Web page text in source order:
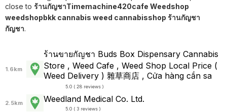
close to ร้านกัญชาTimemachine420cafe Weedshop
weedshopbkk cannabis weed cannabisshop ร้านกัญชา
กัญชา.
1.6km
ร้านขายกัญชา Buds Box Dispensary Cannabis
Store , Weed Cafe , Weed Shop Local Price (
Weed Delivery ) 雜草商店 , Cửa hàng cần sa
5.0 ( 28 reviews )
2.5km Weedland Medical Co. Ltd.
5.0 ( 3 reviews )